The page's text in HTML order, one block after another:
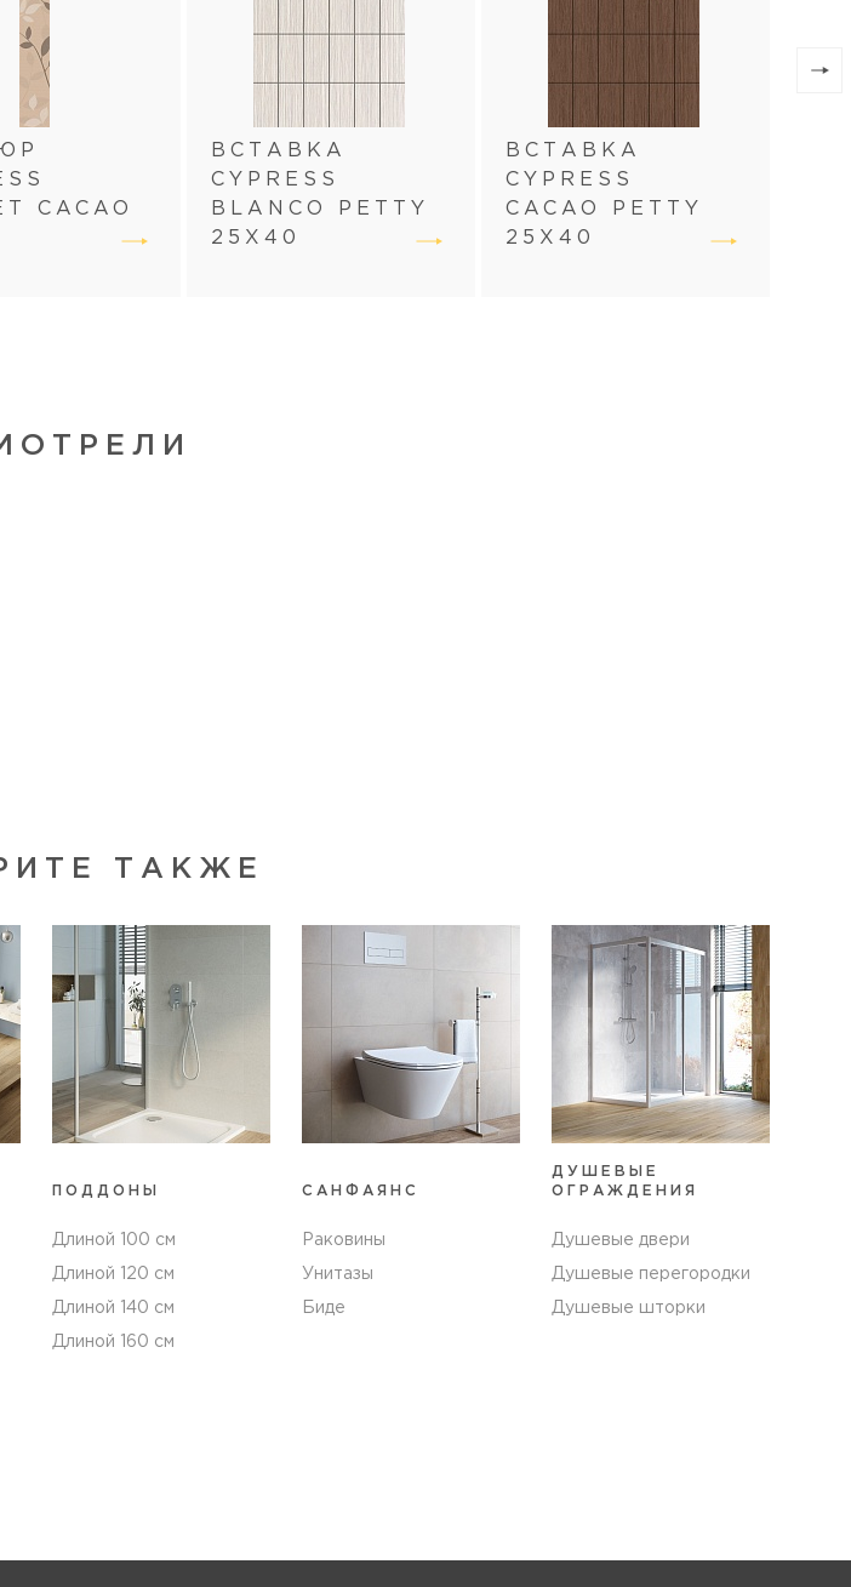
CACAO
ВСТАВКА
CYPRESS
BLANCO PETTY
25Х40
ВСТАВКА
CYPRESS
CACAO PETTY
25Х40
ТАКЖЕ
ПОДДОНЫ
Длиной 100 см
Длиной 120 см
Длиной 140 см
Длиной 160 см
САНФАЯНС
Раковины
Унитазы
Биде
ДУШЕВЫЕ
ОГРАЖДЕНИЯ
Душевые двери
Душевые перегородки
Душевые шторки